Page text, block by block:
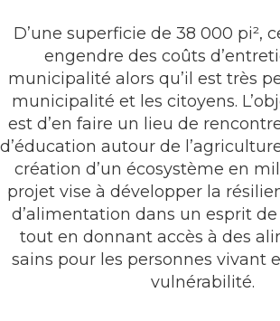
D’une superficie de 38 000 pi²,
engendre des coûts
municipalité alors qu’il est très
municipalité et les citoyens.
est d’en faire un lieu de
d’éducation autour de
création d’un écosystème en
projet vise à développer la
d’alimentation dans un esprit
tout en donnant accès à des
sains pour les personnes vivant
vulnérabilité.